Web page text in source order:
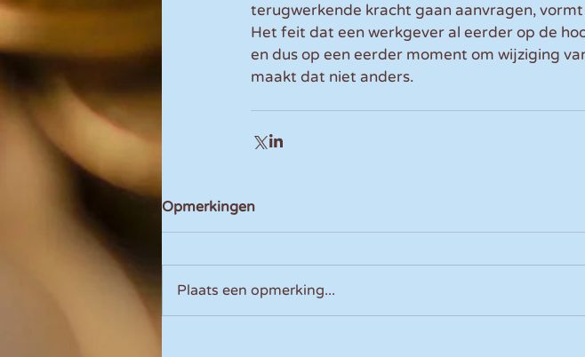
terugwerkende kracht gaan aanvragen,
Het feit dat een werkgever al eerder op de
en dus op een eerder moment om wijziging
maakt dat niet anders.
Opmerkingen
Plaats een opmerking...